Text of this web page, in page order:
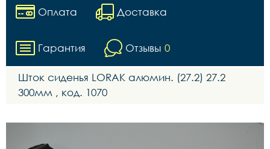
Оплата Доставка
Гарантия Отзывы 0
Шток сиденья LORAK алюмин. (27.2) 27.2
300мм , код. 1070